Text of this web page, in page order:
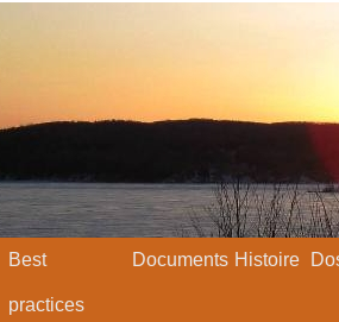
Best
practices
Documents Histoire